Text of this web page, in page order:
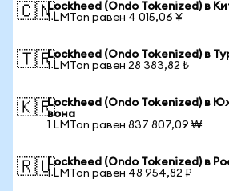
🇨🇳Lockheed (Ondo Tokenized) в
1 LMTon равен 4 015,06 ¥
🇹🇷Lockheed (Ondo Tokenized) в
1 LMTon равен 28 383,82 ₺
🇰🇷Lockheed (Ondo Tokenized) в
вона
1 LMTon равен 837 807,09 ₩
🇷🇺Lockheed (Ondo Tokenized) в
1 LMTon равен 48 954,82 ₽